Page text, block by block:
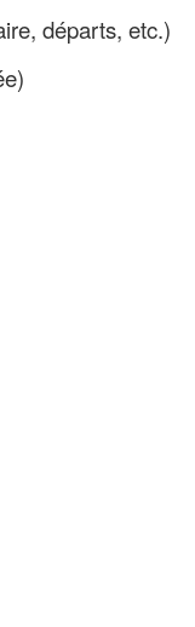
départs, etc.)